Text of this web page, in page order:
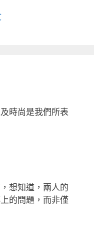
時尚是我們所表
想知道，兩人的
的問題，而非僅